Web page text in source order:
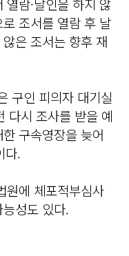
조서를 열람 후 날
은 조서는 향후 재
구인 피의자 대기실
다시 조사를 받을 예
구속영장을 늦어
다.
원에 체포적부심사
성도 있다.